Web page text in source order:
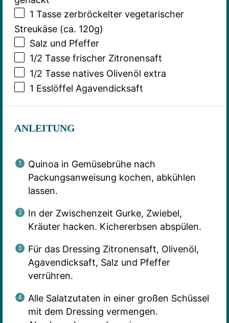
1 Tasse zerbröckelter vegetarischer
Streukäse (ca. 120g)
Salz und Pfeffer
1/2 Tasse frischer Zitronensaft
1/2 Tasse natives Olivenöl extra
1 Esslöffel Agavendicksaft
ANLEITUNG
Quinoa in Gemüsebrühe nach
Packungsanweisung kochen, abkühlen
lassen.
In der Zwischenzeit Gurke, Zwiebel,
Kräuter hacken. Kichererbsen abspülen.
Für das Dressing Zitronensaft, Olivenöl,
Agavendicksaft, Salz und Pfeffer
verrühren.
Alle Salatzutaten in einer großen Schüssel
mit dem Dressing vermengen.